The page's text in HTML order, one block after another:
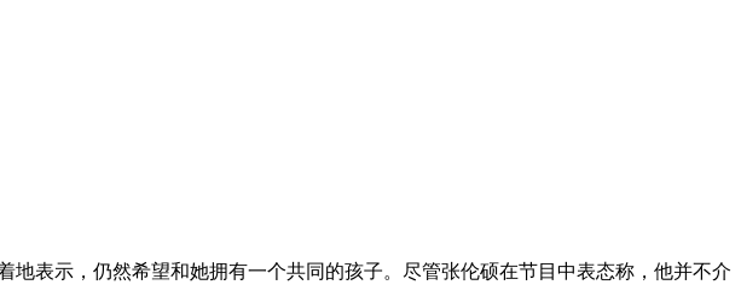
表示，仍然希望和她拥有一个共同的孩子。尽管张伦硕在节目中表态称，他并不介